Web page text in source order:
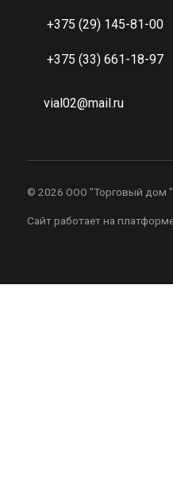
+375 (29) 145-81-00
+375 (33) 661-18-97
vial02@mail.ru
© 2026 ООО "Торговый дом
Сайт работает на